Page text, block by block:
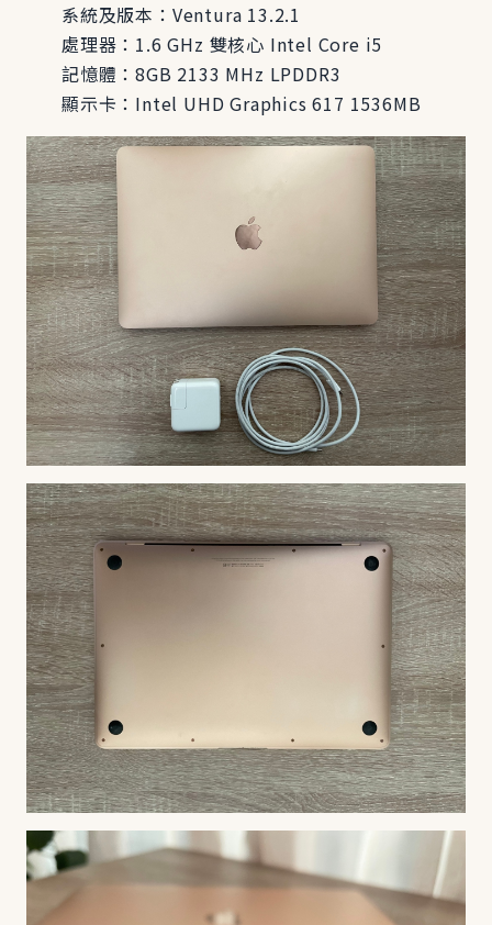
系統及版本：Ventura 13.2.1
處理器：1.6 GHz 雙核心 Intel Core i5
記憶體：8GB 2133 MHz LPDDR3
顯示卡：Intel UHD Graphics 617 1536MB